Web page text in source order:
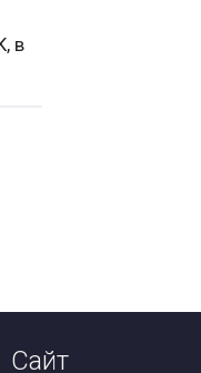
в
Сайт